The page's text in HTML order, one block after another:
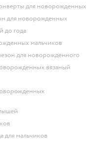
для новорожденных
для новорожденных
до года
мальчиков
для новорожденного
вязаный
для мальчиков